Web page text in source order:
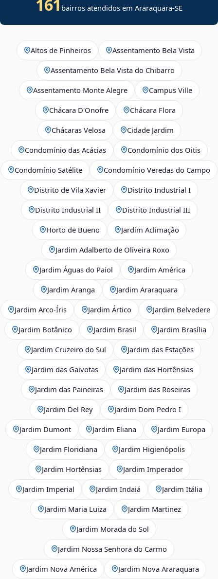
161 bairros atendidos em Araraquara-SE
Altos de Pinheiros Assentamento Bela Vista
Assentamento Bela Vista do Chibarro
Assentamento Monte Alegre Campus Ville
Chácara D'Onofre Chácara Flora
Chácaras Velosa Cidade Jardim
Condomínio das Acácias Condomínio dos Oitis
Condomínio Satélite Condomínio Veredas do Campo
Distrito de Vila Xavier Distrito Industrial I
Distrito Industrial II Distrito Industrial III
Horto de Bueno Jardim Aclimação
Jardim Adalberto de Oliveira Roxo
Jardim Águas do Paiol Jardim América
Jardim Aranga Jardim Araraquara
Jardim Arco‑Íris Jardim Ártico Jardim Belvedere
Jardim Botânico Jardim Brasil Jardim Brasília
Jardim Cruzeiro do Sul Jardim das Estações
Jardim das Gaivotas Jardim das Hortênsias
Jardim das Paineiras Jardim das Roseiras
Jardim Del Rey Jardim Dom Pedro I
Jardim Dumont Jardim Eliana Jardim Europa
Jardim Floridiana Jardim Higienópolis
Jardim Hortênsias Jardim Imperador
Jardim Imperial Jardim Indaiá Jardim Itália
Jardim Maria Luiza Jardim Martinez
Jardim Morada do Sol
Jardim Nossa Senhora do Carmo
Jardim Nova América Jardim Nova Araraquara